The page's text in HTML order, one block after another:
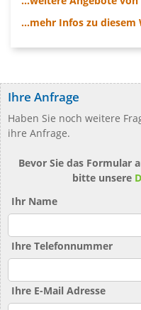
...mehr Infos zu diesem
Ihre Anfrage
Haben Sie noch weitere
ihre Anfrage.
Bevor Sie das Formular
bitte unsere
Ihr Name
Ihre Telefonnummer
Ihre E-Mail Adresse